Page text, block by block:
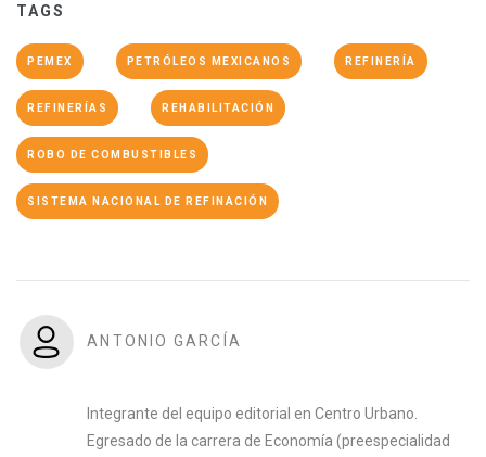
TAGS
PEMEX PETRÓLEOS MEXICANOS REFINERÍA
REFINERÍAS REHABILITACIÓN
ROBO DE COMBUSTIBLES
SISTEMA NACIONAL DE REFINACIÓN
ANTONIO GARCÍA
Integrante del equipo editorial en Centro Urbano.
Egresado de la carrera de Economía (preespecialidad